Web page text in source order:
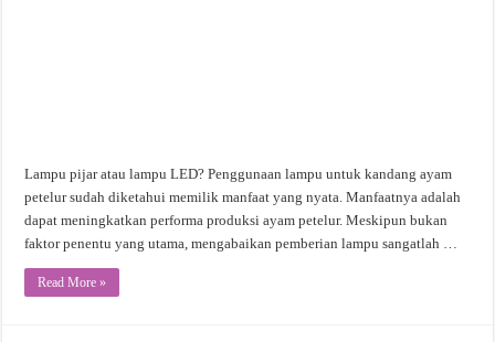
Lampu pijar atau lampu LED? Penggunaan lampu untuk kandang ayam
petelur sudah diketahui memilik manfaat yang nyata. Manfaatnya adalah
dapat meningkatkan performa produksi ayam petelur. Meskipun bukan
faktor penentu yang utama, mengabaikan pemberian lampu sangatlah …
Read More »